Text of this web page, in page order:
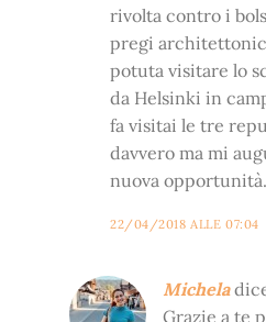
rivolta contro i
pregi
potuta visitare lo
da Helsinki in
fa visitai le tre
davvero ma mi
nuova
22/04/2018 ALLE 07:04
Michela
Grazie a te